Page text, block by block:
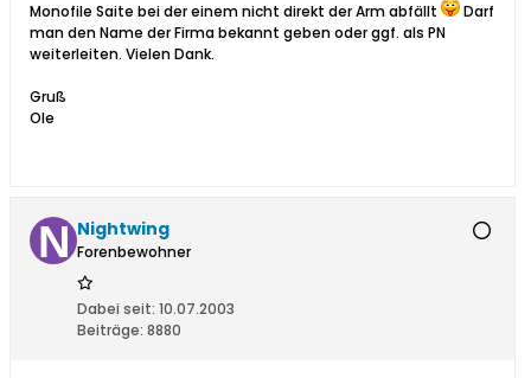
Monofile Saite bei der einem nicht direkt der Arm abfällt
Darf
man den Name der Firma bekannt geben oder ggf. als PN
weiterleiten. Vielen Dank.
Gruß
Ole
Nightwing
Forenbewohner
Dabei seit: 10.07.2003
Beiträge: 8880